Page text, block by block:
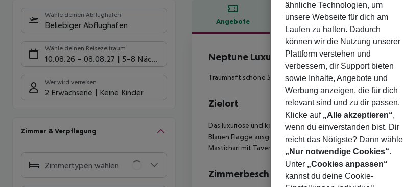
Wähle deinen Abflughafen
Beliebiger Abflughafen
Wähle deinen Reisezeitraum
10.08.26 – 08.08.27 5-8 Nächte
Wer wird verreisen
2 Erwachsene Keine Kinder
Zimmer & Verpflegung
Zimmertypen wählen
Angebote Hotelbeschreibung
Hotelbeschreibung
Neptune Luxury Resort
5
Traumhaft schöne 5*-Sterne Ferienanlage für gehobene
Zielort
Das luxuriöse und komfortable Ferienresort liegt in einer
Blauen Flagge ausgezeichnet ist, erstreckt und hinzu einen
Mastichari mit Tavernen und diversen Einkaufsmöglichkeiten
Zimmerbeschreibung
ähnliche Technologien, um
unsere Webseite für dich am
Laufen zu halten. Dadurch
können wir die Nutzung unserer
Plattform verstehen und
verbessern, dir Support bieten
sowie Inhalte, Angebote und
Werbung anzeigen, die für dich
relevant sind und zu dir passen.
Klicke auf „Alle akzeptieren“,
wenn du einverstanden bist. Dir
reicht das Nötigste? Dann wähle
„Nur notwendige Cookies“.
Unter „Cookies anpassen“
kannst du deine Cookie-